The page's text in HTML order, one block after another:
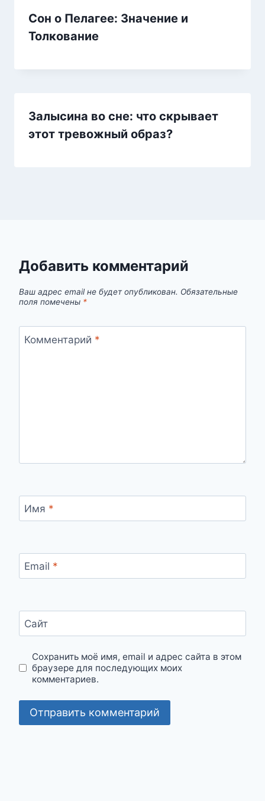
Сон о Пелагее: Значение и
Толкование
Залысина во сне: что скрывает
этот тревожный образ?
Добавить комментарий
Ваш адрес email не будет опубликован. Обязательные
поля помечены *
Комментарий *
Имя *
Email *
Сайт
Сохранить моё имя, email и адрес сайта в этом
браузере для последующих моих
комментариев.